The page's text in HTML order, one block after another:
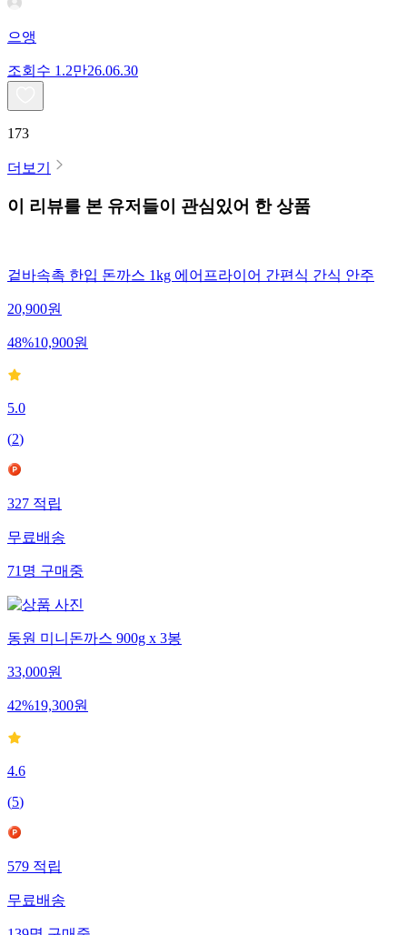
으앵
조회수 1.2만26.06.30
173
더보기
이 리뷰를 본 유저들이 관심있어 한 상품
겉바속촉 한입 돈까스 1kg 에어프라이어 간편식 간식 안주
20,900원
48%10,900원
5.0
(2)
327 적립
무료배송
71 명 구매중
동원 미니돈까스 900g x 3봉
33,000원
42%19,300원
4.6
(5)
579 적립
무료배송